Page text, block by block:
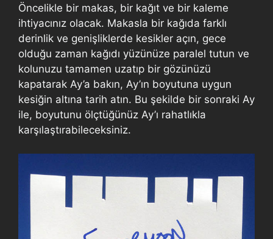
Öncelikle bir makas, bir kağıt ve bir kaleme
ihtiyacınız olacak. Makasla bir kağıda farklı
derinlik ve genişliklerde kesikler açın, gece
olduğu zaman kağıdı yüzünüze paralel tutun ve
kolunuzu tamamen uzatıp bir gözünüzü
kapatarak Ay’a bakın, Ay’ın boyutuna uygun
kesiğin altına tarih atın. Bu şekilde bir sonraki Ay
ile, boyutunu ölçtüğünüz Ay’ı rahatlıkla
karşılaştırabileceksiniz.